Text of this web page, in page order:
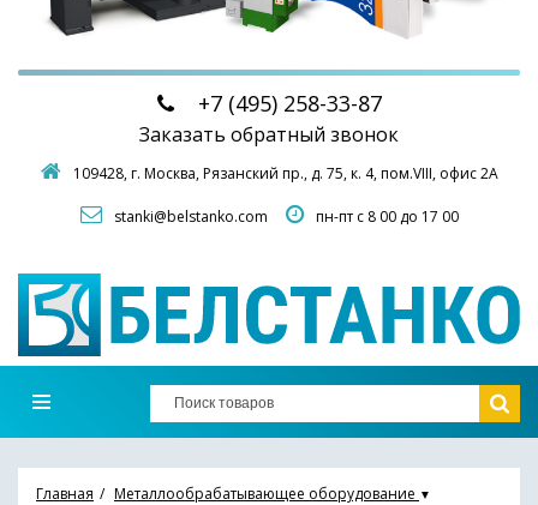
+7 (495)258-33-87
Заказать обратный звонок
109428, г. Москва,Рязанский пр., д. 75, к. 4, пом.VIII, офис 2А
stanki@belstanko.com пн-пт с 8 00 до 17 00
Главная Металлообрабатывающее оборудование ▼